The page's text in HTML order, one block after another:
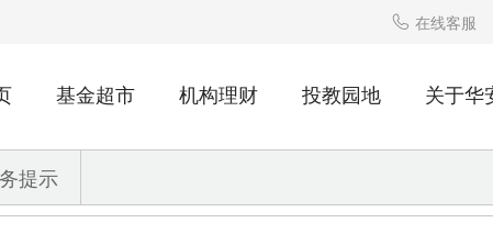
 在线客服
基金超市 机构理财 投教园地 关于华
提示